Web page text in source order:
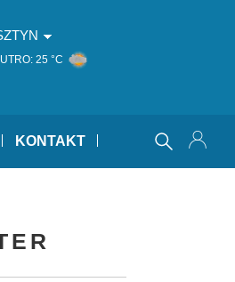
25 °C
KONTAKT